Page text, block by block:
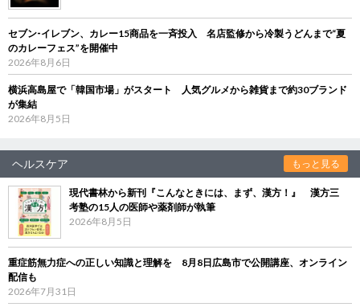
セブン‐イレブン、カレー15商品を一斉投入 名店監修から冷製うどんまで“夏
のカレーフェス”を開催中
2026年8月6日
横浜高島屋で「韓国市場」がスタート 人気グルメから雑貨まで約30ブランド
が集結
2026年8月5日
ヘルスケア もっと見る
現代書林から新刊『こんなときには、まず、漢方！』 漢方三
考塾の15人の医師や薬剤師が執筆
2026年8月5日
重症筋無力症への正しい知識と理解を 8月8日広島市で公開講座、オンライン
配信も
2026年7月31日